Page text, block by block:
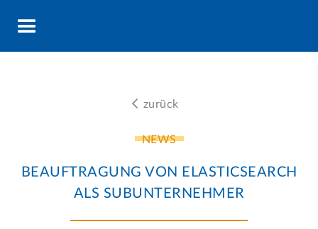
 zurück
NEWS
BEAUFTRAGUNG VON ELASTICSEARCH
ALS SUBUNTERNEHMER